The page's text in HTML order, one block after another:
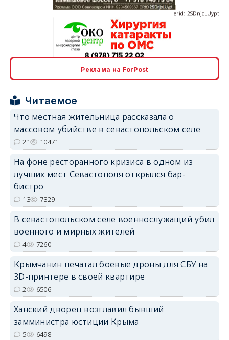
erid: 2SDnjdvhGXG
Реклама на ForPost
Читаемое
Что местная жительница рассказала о
массовом убийстве в севастопольском селе
21 10471
На фоне ресторанного кризиса в одном из
лучших мест Севастополя открылся бар-
бистро
13 7329
В севастопольском селе военнослужащий убил
военного и мирных жителей
4 7260
Крымчанин печатал боевые дроны для СБУ на
3D-принтере в своей квартире
2 6506
Ханский дворец возглавил бывший
замминистра юстиции Крыма
5 6498